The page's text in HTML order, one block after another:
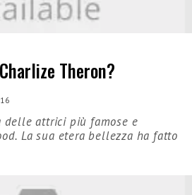
Theron?
delle attrici più famose e
La sua etera bellezza ha fatto